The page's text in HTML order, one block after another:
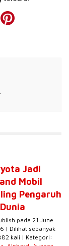
Jadi
Mobil
Pengaruh
pada 21 June
| Dilihat sebanyak
kali | Kategori: